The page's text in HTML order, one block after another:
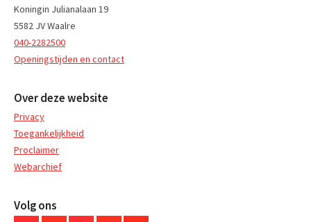
Koningin Julianalaan 19
5582 JV Waalre
040-2282500
Openingstijden en contact
Over deze website
Privacy
Toegankelijkheid
Proclaimer
Webarchief
Volg ons